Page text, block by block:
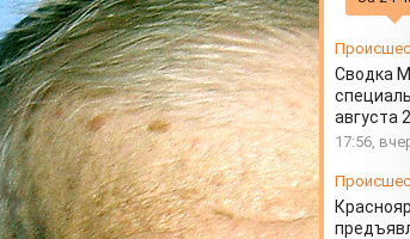
Сводка
августа
17:56,